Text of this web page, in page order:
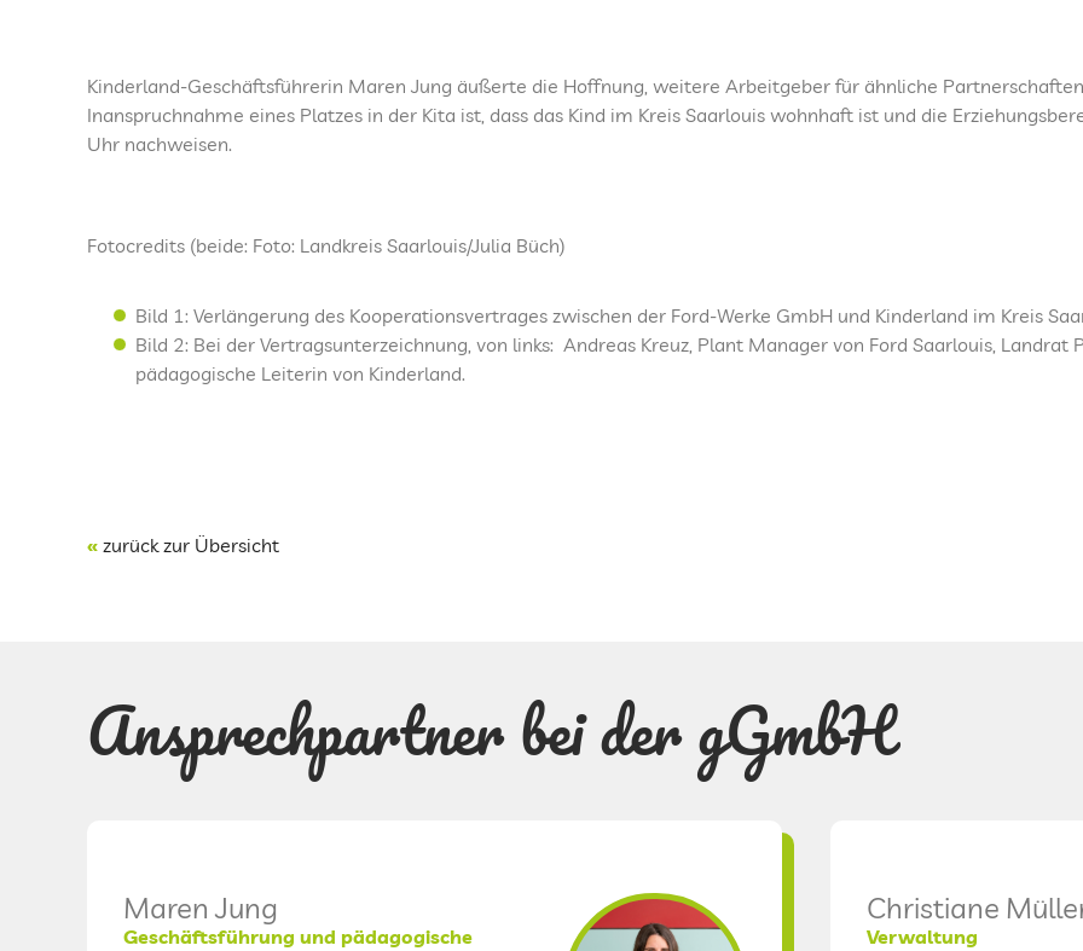
Kinderland-Geschäftsführerin Maren Jung äußerte die Hoffnung, weitere Arbeitgeber für ähnliche
Inanspruchnahme eines Platzes in der Kita ist, dass das Kind im Kreis Saarlouis wohnhaft ist und die
Uhr nachweisen.
Fotocredits (beide: Foto: Landkreis Saarlouis/Julia Büch)
Bild 1: Verlängerung des Kooperationsvertrages zwischen der Ford-Werke GmbH und Kinderland im Kreis
Bild 2: Bei der Vertragsunterzeichnung, von links: Andreas Kreuz, Plant Manager von Ford Saarlouis,
pädagogische Leiterin von Kinderland.
« zurück zur Übersicht
Ansprechpartner bei der gGmbH
Maren Jung
Geschäftsführung und pädagogische
Christiane
Verwaltung